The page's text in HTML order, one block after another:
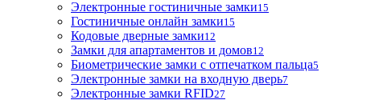
Электронные гостиничные замки15
Гостиничные онлайн замки15
Кодовые дверные замки12
Замки для апартаментов и домов12
Биометрические замки с отпечатком пальца5
Электронные замки на входную дверь7
Электронные замки RFID27